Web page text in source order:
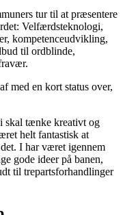
tur til at præsentere
Velfærdsteknologi,
kompetenceudvikling,
til ordblinde,
med en kort status over,
skal tænke kreativt og
helt fantastisk at
I har været igennem
gode ideer på banen,
til trepartsforhandlinger